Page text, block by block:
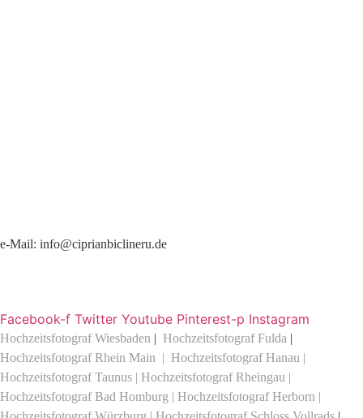
e-Mail: info@ciprianbiclineru.de
Facebook-f Twitter Youtube Pinterest-p Instagram
Hochzeitsfotograf Wiesbaden | Hochzeitsfotograf Fulda |
Hochzeitsfotograf Rhein Main | Hochzeitsfotograf Hanau |
Hochzeitsfotograf Taunus | Hochzeitsfotograf Rheingau |
Hochzeitsfotograf Bad Homburg | Hochzeitsfotograf Herborn |